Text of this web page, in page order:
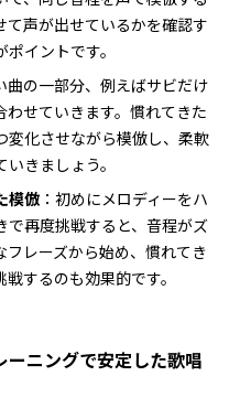
声が出せているかを確認す
イントです。
曲の一部分、例えばサビだけ
せていきます。慣れてきた
変化させながら模倣し、柔軟
きましょう。
模倣 ：初めにメロディーをハ
で再度挑戦すると、音程がズ
フレーズから始め、慣れてき
するのも効果的です。
ーニングで安定した歌唱